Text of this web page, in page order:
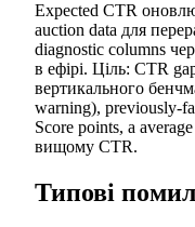
Expected CTR
auction data для
diagnostic columns
в ефірі. Ціль: CTR
вертикального
warning), previously-
Score points, а
вищому CTR.
Типові